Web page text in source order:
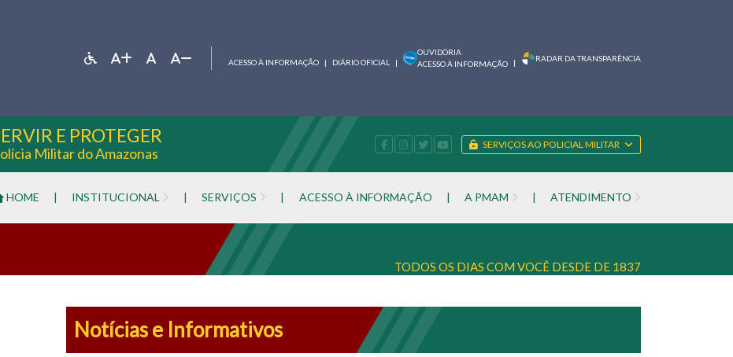
ACESSO À INFORMAÇÃO | DIÁRIO OFICIAL |
OUVIDORIA
ACESSO À INFORMAÇÃO
| RADAR DA TRANSPARÊNCIA
E PROTEGER
Militar do Amazonas
SERVIÇOS AO POLICIAL MILITAR
HOME | INSTITUCIONAL | SERVIÇOS | ACESSO À INFORMAÇÃO | A PMAM | ATENDIMENTO
TODOS OS DIAS COM VOCÊ DESDE DE 1837
Notícias e Informativos